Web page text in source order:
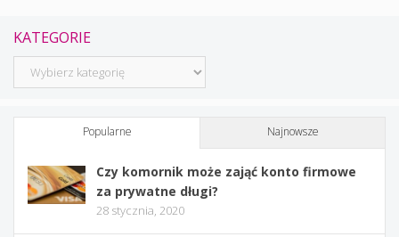
KATEGORIE
Kategorie
Popularne Najnowsze
Czy komornik może zająć konto firmowe
za prywatne długi?
28 stycznia, 2020